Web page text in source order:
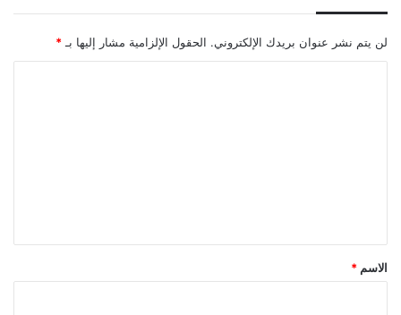
لن يتم نشر عنوان بريدك الإلكتروني. الحقول الإلزامية مشار إليها بـ *
*
الاسم *